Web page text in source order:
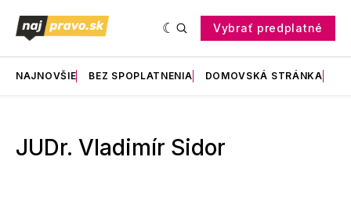
Vybrať predplatné
NAJNOVŠIE BEZ SPOPLATNENIA DOMOVSKÁ STRÁNKA
JUDr. Vladimír Sidor